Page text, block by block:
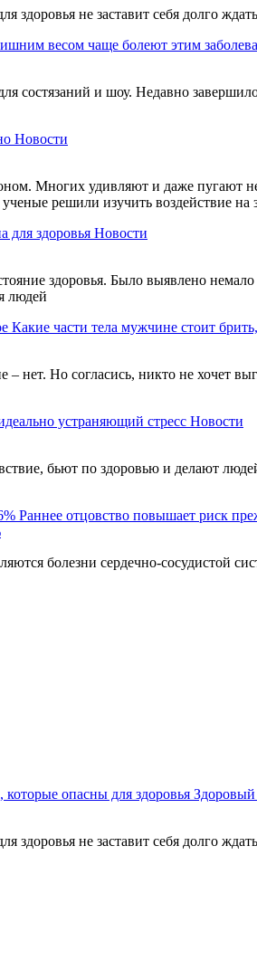
здоровья не заставит себя долго ждать
весом чаще болеют этим
состязаний и шоу. Недавно
Новости
Многих удивляют и даже пугают
решили изучить воздействие
для здоровья Новости
здоровья. Было выявлено
людей
Какие части тела мужчине стоит
нет. Но согласись, никто не хочет
устраняющий стресс Новости
бьют по здоровью и делают
Раннее отцовство повышает риск
болезни сердечно-сосудистой
опасны для здоровья Здоровый
здоровья не заставит себя долго ждать